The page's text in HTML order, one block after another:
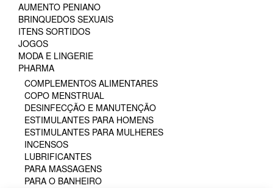
AUMENTO PENIANO
BRINQUEDOS SEXUAIS
ITENS SORTIDOS
JOGOS
MODA E LINGERIE
PHARMA
COMPLEMENTOS ALIMENTARES
COPO MENSTRUAL
DESINFECÇÃO E MANUTENÇÃO
ESTIMULANTES PARA HOMENS
ESTIMULANTES PARA MULHERES
INCENSOS
LUBRIFICANTES
PARA MASSAGENS
PARA O BANHEIRO